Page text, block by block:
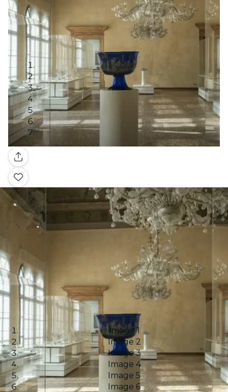
Galerie
Image 1
Image 2
Image 3
Image 4
Image 5
Image 6